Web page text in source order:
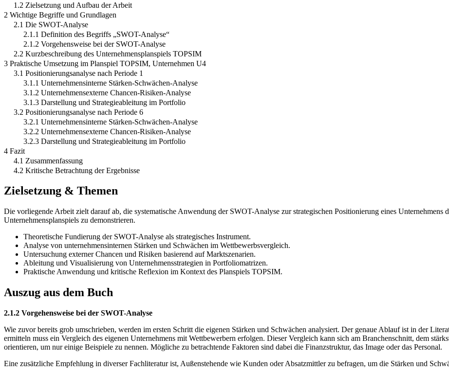
1.2 Zielsetzung und Aufbau der Arbeit
2 Wichtige Begriffe und Grundlagen
2.1 Die SWOT-Analyse
2.1.1 Definition des Begriffs „SWOT-Analyse“
2.1.2 Vorgehensweise bei der SWOT-Analyse
2.2 Kurzbeschreibung des Unternehmensplanspiels TOPSIM
3 Praktische Umsetzung im Planspiel TOPSIM, Unternehmen U4
3.1 Positionierungsanalyse nach Periode 1
3.1.1 Unternehmensinterne Stärken-Schwächen-Analyse
3.1.2 Unternehmensexterne Chancen-Risiken-Analyse
3.1.3 Darstellung und Strategieableitung im Portfolio
3.2 Positionierungsanalyse nach Periode 6
3.2.1 Unternehmensinterne Stärken-Schwächen-Analyse
3.2.2 Unternehmensexterne Chancen-Risiken-Analyse
3.2.3 Darstellung und Strategieableitung im Portfolio
4 Fazit
4.1 Zusammenfassung
4.2 Kritische Betrachtung der Ergebnisse
Zielsetzung & Themen
Die vorliegende Arbeit zielt darauf ab, die systematische Anwendung der SWOT-Analyse zur strategischen Positionierung eines Unternehmens
Unternehmensplanspiels zu demonstrieren.
Theoretische Fundierung der SWOT-Analyse als strategisches Instrument.
Analyse von unternehmensinternen Stärken und Schwächen im Wettbewerbsvergleich.
Untersuchung externer Chancen und Risiken basierend auf Marktszenarien.
Ableitung und Visualisierung von Unternehmensstrategien in Portfoliomatrizen.
Praktische Anwendung und kritische Reflexion im Kontext des Planspiels TOPSIM.
Auszug aus dem Buch
2.1.2 Vorgehensweise bei der SWOT-Analyse
Wie zuvor bereits grob umschrieben, werden im ersten Schritt die eigenen Stärken und Schwächen analysiert. Der genaue Ablauf ist in der
ermitteln muss ein Vergleich des eigenen Unternehmens mit Wettbewerbern erfolgen. Dieser Vergleich kann sich am Branchenschnitt, dem
orientieren, um nur einige Beispiele zu nennen. Mögliche zu betrachtende Faktoren sind dabei die Finanzstruktur, das Image oder das Personal.
Eine zusätzliche Empfehlung in diverser Fachliteratur ist, Außenstehende wie Kunden oder Absatzmittler zu befragen, um die Stärken und